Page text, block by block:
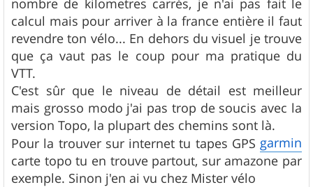
calcul mais pour arriver à la france entière il faut
revendre ton vélo... En dehors du visuel je trouve
que ça vaut pas le coup pour ma pratique du
VTT.
C'est sûr que le niveau de détail est meilleur
mais grosso modo j'ai pas trop de soucis avec la
version Topo, la plupart des chemins sont là.
Pour la trouver sur internet tu tapes GPS garmin
carte topo tu en trouve partout, sur amazone par
exemple. Sinon j'en ai vu chez Mister vélo